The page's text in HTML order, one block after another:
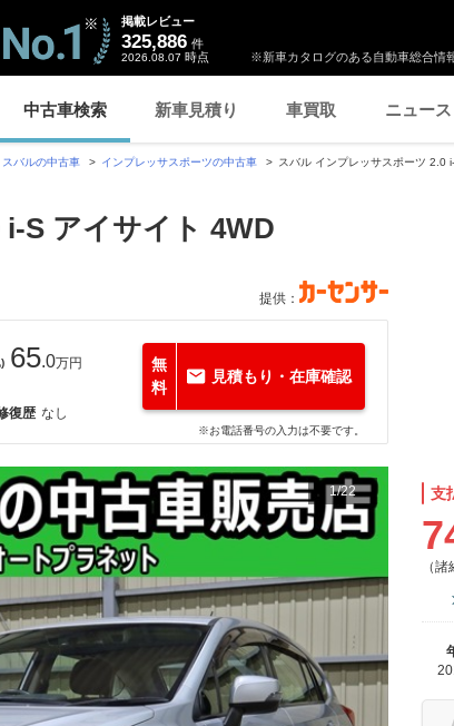
※新車カタログのある自動車総合情
掲載レビュー
325,886 件
2026.08.07 時点
中古車検索 新車見積り 車買取 ニュース
スバルの中古車 インプレッサスポーツの中古車 スバル インプレッサスポーツ 2.0
S アイサイト 4WD
提供：
65.0万円
復歴 なし
無
料
見積もり・在庫確認
※お電話番号の入力は不要です。
1/22 支
（